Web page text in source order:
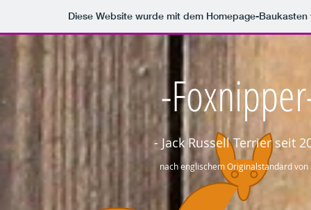
Diese Website wurde mit dem Homepage-
-
- Jack Russell Terrier seit
nach englischem Originalstandard von